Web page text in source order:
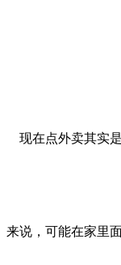
现在点外卖其实
来说，可能在家里